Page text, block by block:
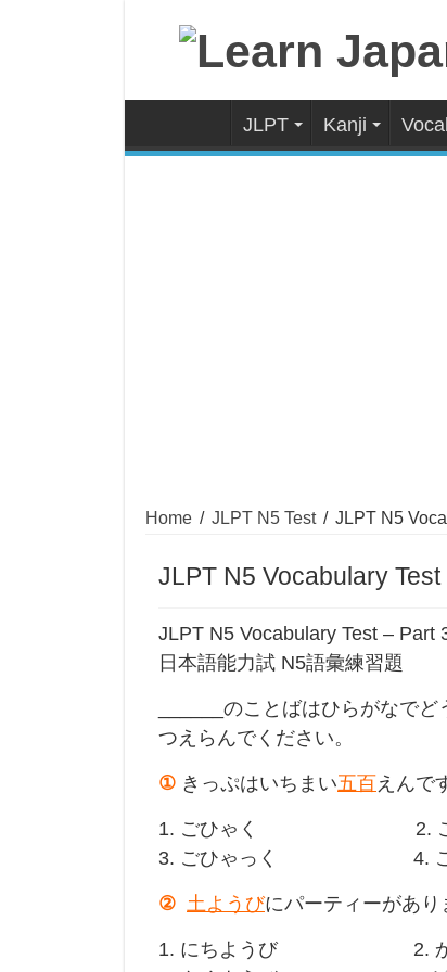
JLPT Kanji
Home / JLPT N5 Test / JLPT N5
JLPT N5 Vocabulary Test
JLPT N5 Vocabulary Test – Part
日本語能力試 N5語彙練習題
______のことばはひらがなで
つえらんでください。
① きっぷはいちまい五百えんで
1. ごひゃく 2. ご
3. ごひゃっく 4. ご
② 土ようびにパーティーがあり
1. にちようび 2. か